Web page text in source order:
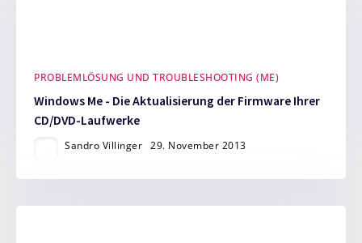
PROBLEMLÖSUNG UND TROUBLESHOOTING (ME)
Windows Me - Die Aktualisierung der Firmware Ihrer
CD/DVD-Laufwerke
Sandro Villinger 29. November 2013